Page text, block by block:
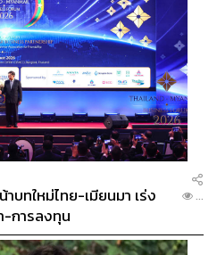
ทใหม่ไทย-เมียนมา เร่ง
-การลงทุน
...